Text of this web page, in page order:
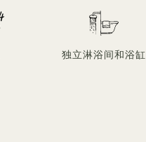
独立淋浴间和浴缸